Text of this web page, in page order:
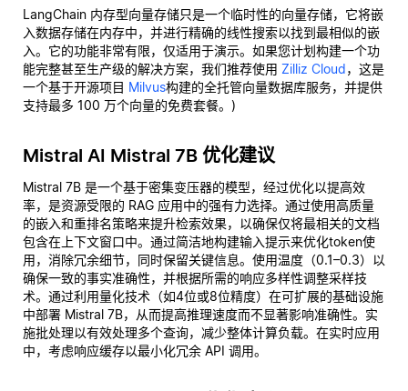
LangChain 内存型向量存储只是一个临时性的向量存储，它将嵌
入数据存储在内存中，并进行精确的线性搜索以找到最相似的嵌
入。它的功能非常有限，仅适用于演示。如果您计划构建一个功
能完整甚至生产级的解决方案，我们推荐使用 Zilliz Cloud，这是
一个基于开源项目 Milvus构建的全托管向量数据库服务，并提供
支持最多 100 万个向量的免费套餐。)
Mistral AI Mistral 7B 优化建议
Mistral 7B 是一个基于密集变压器的模型，经过优化以提高效
率，是资源受限的 RAG 应用中的强有力选择。通过使用高质量
的嵌入和重排名策略来提升检索效果，以确保仅将最相关的文档
包含在上下文窗口中。通过简洁地构建输入提示来优化token使
用，消除冗余细节，同时保留关键信息。使用温度（0.1–0.3）以
确保一致的事实准确性，并根据所需的响应多样性调整采样技
术。通过利用量化技术（如4位或8位精度）在可扩展的基础设施
中部署 Mistral 7B，从而提高推理速度而不显著影响准确性。实
施批处理以有效处理多个查询，减少整体计算负载。在实时应用
中，考虑响应缓存以最小化冗余 API 调用。